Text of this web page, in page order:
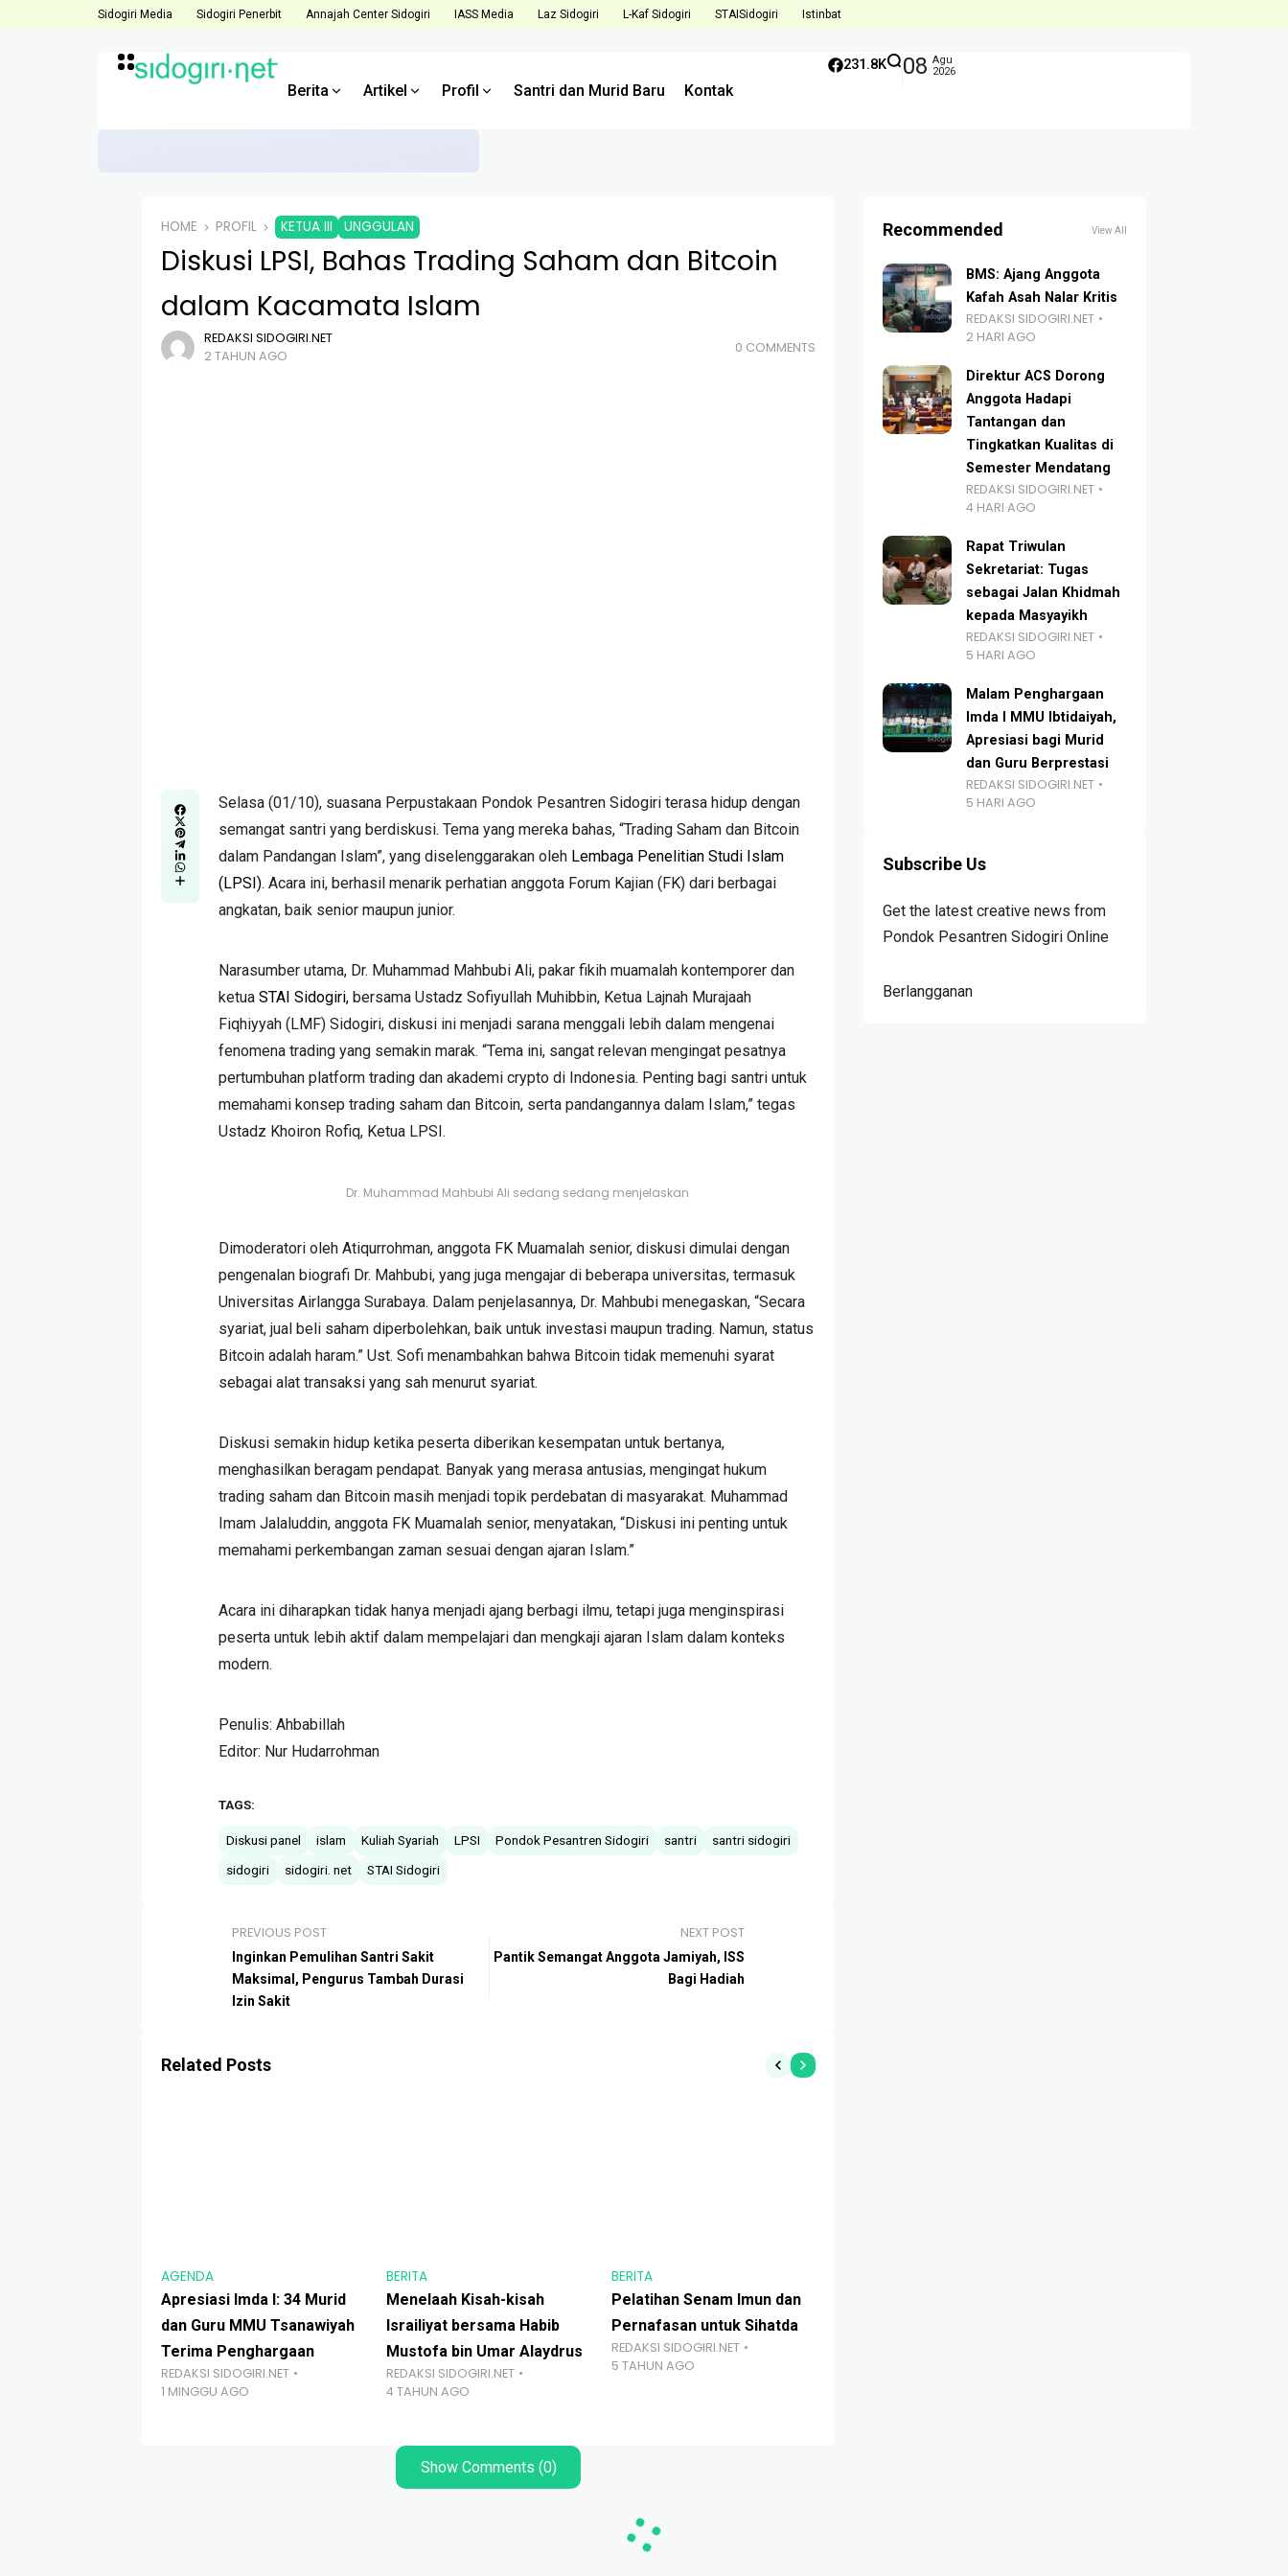
Sidogiri Media Sidogiri Penerbit Annajah Center Sidogiri IASS Media Laz Sidogiri L-Kaf Sidogiri STAISidogiri Istinbat
Berita Artikel Profil Santri dan Murid Baru Kontak
231.8K 08 Agu
2026
HOME PROFIL KETUA III UNGGULAN
Diskusi LPSl, Bahas Trading Saham dan Bitcoin
dalam Kacamata Islam
REDAKSI SIDOGIRI.NET
2 TAHUN AGO
0 COMMENTS
Selasa (01/10), suasana Perpustakaan Pondok Pesantren Sidogiri terasa hidup dengan
semangat santri yang berdiskusi. Tema yang mereka bahas, “Trading Saham dan Bitcoin
dalam Pandangan Islam”, yang diselenggarakan oleh Lembaga Penelitian Studi Islam
(LPSI). Acara ini, berhasil menarik perhatian anggota Forum Kajian (FK) dari berbagai
angkatan, baik senior maupun junior.
Narasumber utama, Dr. Muhammad Mahbubi Ali, pakar fikih muamalah kontemporer dan
ketua STAI Sidogiri, bersama Ustadz Sofiyullah Muhibbin, Ketua Lajnah Murajaah
Fiqhiyyah (LMF) Sidogiri, diskusi ini menjadi sarana menggali lebih dalam mengenai
fenomena trading yang semakin marak. “Tema ini, sangat relevan mengingat pesatnya
pertumbuhan platform trading dan akademi crypto di Indonesia. Penting bagi santri untuk
memahami konsep trading saham dan Bitcoin, serta pandangannya dalam Islam,” tegas
Ustadz Khoiron Rofiq, Ketua LPSI.
Dr. Muhammad Mahbubi Ali sedang sedang menjelaskan
Dimoderatori oleh Atiqurrohman, anggota FK Muamalah senior, diskusi dimulai dengan
pengenalan biografi Dr. Mahbubi, yang juga mengajar di beberapa universitas, termasuk
Universitas Airlangga Surabaya. Dalam penjelasannya, Dr. Mahbubi menegaskan, “Secara
syariat, jual beli saham diperbolehkan, baik untuk investasi maupun trading. Namun, status
Bitcoin adalah haram.” Ust. Sofi menambahkan bahwa Bitcoin tidak memenuhi syarat
sebagai alat transaksi yang sah menurut syariat.
Diskusi semakin hidup ketika peserta diberikan kesempatan untuk bertanya,
menghasilkan beragam pendapat. Banyak yang merasa antusias, mengingat hukum
trading saham dan Bitcoin masih menjadi topik perdebatan di masyarakat. Muhammad
Imam Jalaluddin, anggota FK Muamalah senior, menyatakan, “Diskusi ini penting untuk
memahami perkembangan zaman sesuai dengan ajaran Islam.”
Acara ini diharapkan tidak hanya menjadi ajang berbagi ilmu, tetapi juga menginspirasi
peserta untuk lebih aktif dalam mempelajari dan mengkaji ajaran Islam dalam konteks
modern.
Penulis: Ahbabillah
Editor: Nur Hudarrohman
TAGS:
Diskusi panel islam Kuliah Syariah LPSI Pondok Pesantren Sidogiri santri
santri sidogiri
sidogiri
sidogiri. net STAI Sidogiri
PREVIOUS POST
Inginkan Pemulihan Santri Sakit
Maksimal, Pengurus Tambah Durasi
Izin Sakit
NEXT POST
Pantik Semangat Anggota Jamiyah, ISS
Bagi Hadiah
Related Posts
AGENDA
Apresiasi Imda I: 34 Murid
dan Guru MMU Tsanawiyah
Terima Penghargaan
REDAKSI SIDOGIRI.NET
1 MINGGU AGO
BERITA
Menelaah Kisah-kisah
Israiliyat bersama Habib
Mustofa bin Umar Alaydrus
REDAKSI SIDOGIRI.NET
4 TAHUN AGO
BERITA
Pelatihan Senam Imun dan
Pernafasan untuk Sihatda
REDAKSI SIDOGIRI.NET
5 TAHUN AGO
Show Comments (0)
Recommended View All
BMS: Ajang Anggota
Kafah Asah Nalar Kritis
REDAKSI SIDOGIRI.NET
2 HARI AGO
Direktur ACS Dorong
Anggota Hadapi
Tantangan dan
Tingkatkan Kualitas di
Semester Mendatang
REDAKSI SIDOGIRI.NET
4 HARI AGO
Rapat Triwulan
Sekretariat: Tugas
sebagai Jalan Khidmah
kepada Masyayikh
REDAKSI SIDOGIRI.NET
5 HARI AGO
Malam Penghargaan
Imda I MMU Ibtidaiyah,
Apresiasi bagi Murid
dan Guru Berprestasi
REDAKSI SIDOGIRI.NET
5 HARI AGO
Subscribe Us
Get the latest creative news from
Pondok Pesantren Sidogiri Online
Berlangganan